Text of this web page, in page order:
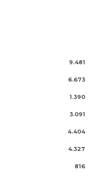
9.481
6.673
1.390
3.091
4.404
4.327
816